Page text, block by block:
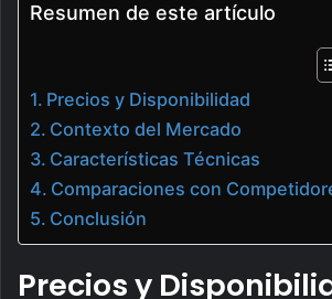
Resumen de este artículo
Precios y Disponibilidad
Contexto del Mercado
Características Técnicas
Comparaciones con
Conclusión
Precios y